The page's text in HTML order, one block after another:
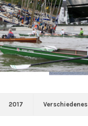
2017 Verschiedenes